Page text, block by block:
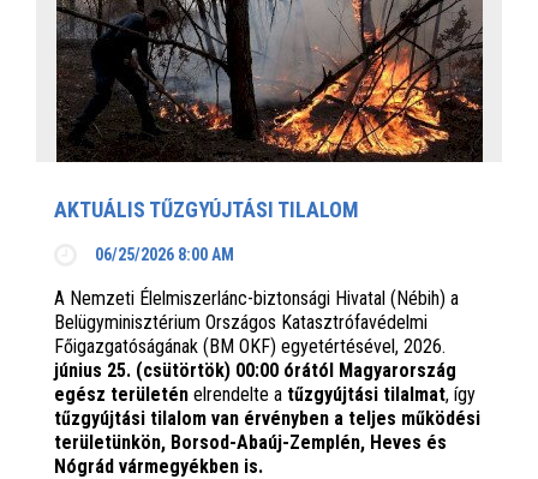
AKTUÁLIS TŰZGYÚJTÁSI TILALOM
06/25/2026 8:00 AM
A Nemzeti Élelmiszerlánc-biztonsági Hivatal (Nébih) a
Belügyminisztérium Országos Katasztrófavédelmi
Főigazgatóságának (BM OKF) egyetértésével, 2026.
június 25. (csütörtök) 00:00 órától Magyarország
egész területén elrendelte a tűzgyújtási tilalmat, így
tűzgyújtási tilalom van érvényben a teljes működési
területünkön, Borsod-Abaúj-Zemplén, Heves és
Nógrád vármegyékben is.